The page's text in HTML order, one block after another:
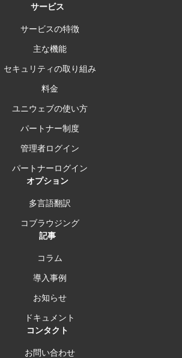
サービス
サービスの特徴
主な機能
セキュリティの取り組み
料金
ユニウェブの使い方
パートナー制度
管理者ログイン
パートナーログイン
オプション
多言語翻訳
コブラウジング
記事
コラム
導入事例
お知らせ
ドキュメント
コンタクト
お問い合わせ